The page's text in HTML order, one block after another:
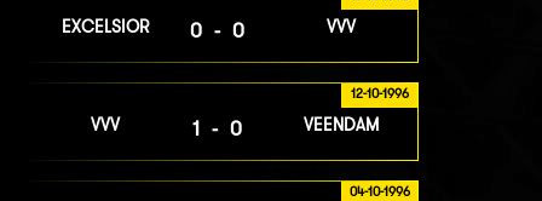
EXCELSIOR 0-0 VVV
12-10-1996
VVV 1-0 VEENDAM
04-10-1996